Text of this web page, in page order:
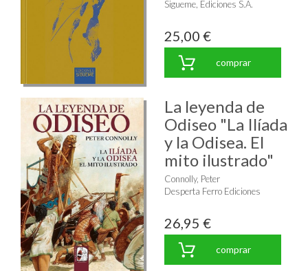
Sigueme, Ediciones S.A.
25,00 €
comprar
La leyenda de
Odiseo "La Ilíada
y la Odisea. El
mito ilustrado"
Connolly, Peter
Desperta Ferro Ediciones
26,95 €
comprar